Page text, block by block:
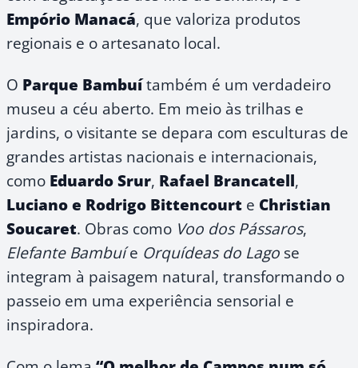
Empório Manacá, que valoriza produtos
regionais e o artesanato local.
O Parque Bambuítambém é um verdadeiro
museu a céu aberto. Em meio às trilhas e
jardins, o visitante se depara com esculturas de
grandes artistas nacionais e internacionais,
como Eduardo Srur, Rafael Brancatell,
Luciano e Rodrigo Bittencourt e Christian
Soucaret. Obras como Voo dos Pássaros,
Elefante Bambuíe Orquídeas do Lago se
integram à paisagem natural, transformando o
passeio em uma experiência sensorial e
inspiradora.